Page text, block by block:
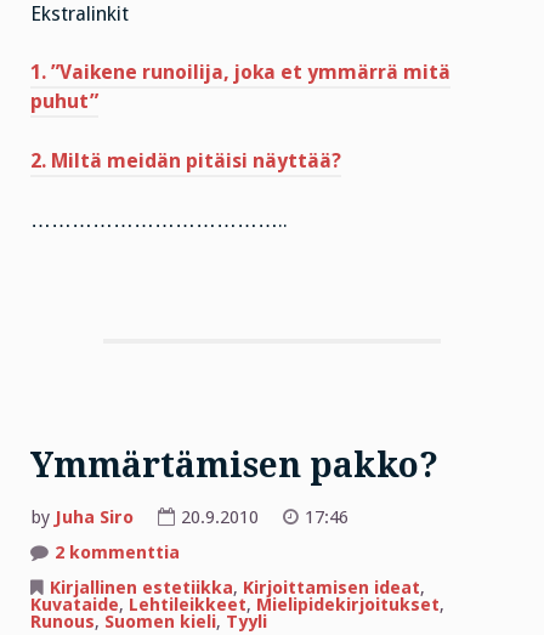
Ekstralinkit
1. ”Vaikene runoilija, joka et ymmärrä mitä
puhut”
2. Miltä meidän pitäisi näyttää?
………………………………..
Ymmärtämisen pakko?
by Juha Siro 20.9.2010
17:46
2 kommenttia
pakko?
Kirjallinen estetiikka, Kirjoittamisen ideat,
Kuvataide, Lehtileikkeet, Mielipidekirjoitukset,
Runous, Suomen kieli, Tyyli